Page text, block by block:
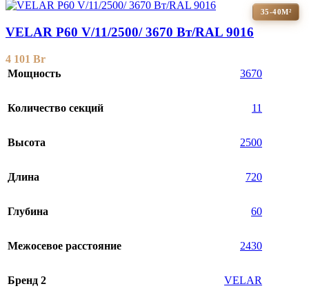
35-40М²
VELAR P60 V/11/2500/ 3670 Bт/RAL 9016
4 101 Br
Мощность
3670
Количество секций 11
Высота 2500
Длина 720
Глубина 60
Межосевое расстояние 2430
Бренд 2 VELAR